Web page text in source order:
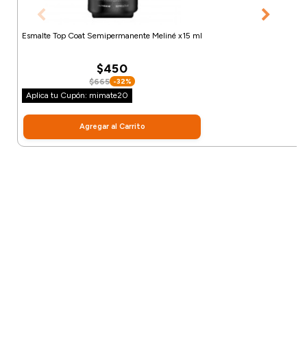
Esmalte Top Coat Semipermanente Meliné x15 ml
$450
$665 -32%
Aplica tu Cupón: mimate20
Agregar al Carrito